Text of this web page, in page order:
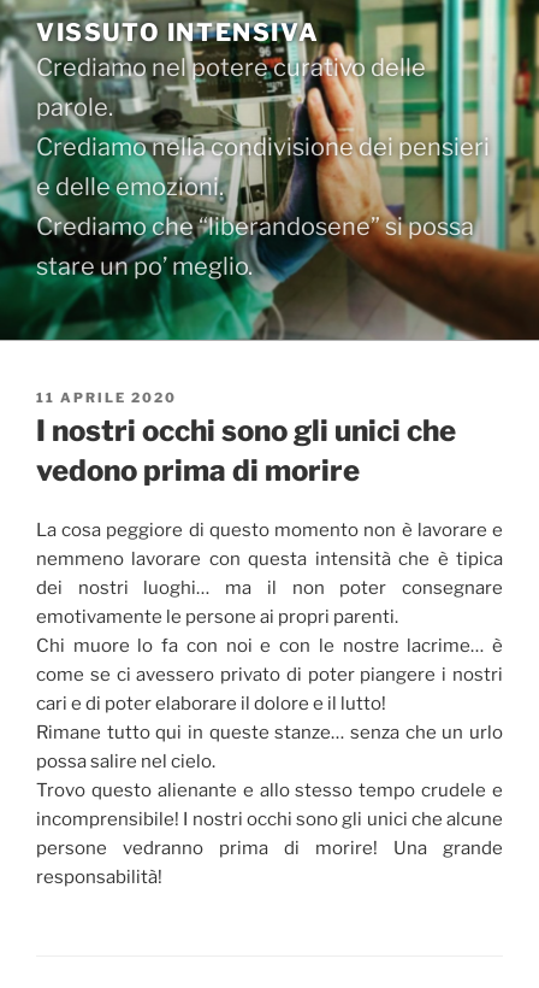
Salta
al
contenuto
VISSUTO INTENSIVA
Crediamo nel potere curativo delle
parole.
Crediamo nella condivisione dei pensieri
e delle emozioni.
Crediamo che “liberandosene” si possa
stare un po’ meglio.
PUBBLICATO
IL
11 APRILE 2020
I nostri occhi sono gli unici che
vedono prima di morire
La cosa peggiore di questo momento non è lavorare e
nemmeno lavorare con questa intensità che è tipica
dei nostri luoghi… ma il non poter consegnare
emotivamente le persone ai propri parenti.
Chi muore lo fa con noi e con le nostre lacrime… è
come se ci avessero privato di poter piangere i nostri
cari e di poter elaborare il dolore e il lutto!
Rimane tutto qui in queste stanze… senza che un urlo
possa salire nel cielo.
Trovo questo alienante e allo stesso tempo crudele e
incomprensibile! I nostri occhi sono gli unici che alcune
persone vedranno prima di morire! Una grande
responsabilità!